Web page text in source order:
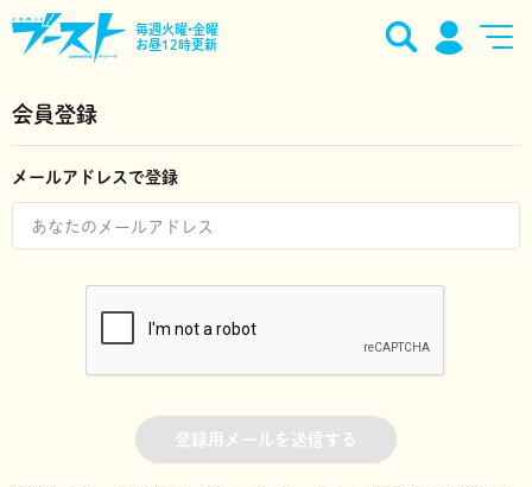
毎週火曜•金曜
お昼12時更新
会員登録
メールアドレスで登録
登録用メールを送信する